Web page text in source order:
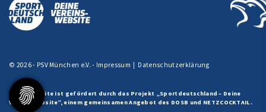
© 2026 - PSV München e.V. - Impressum Datenschutzerklärung
Diese Website ist gefördert durch das Projekt „Sportdeutschland – Deine
Vereinswebsite”, einem gemeinsamen Angebot des DOSB und NETZCOCKTAIL.